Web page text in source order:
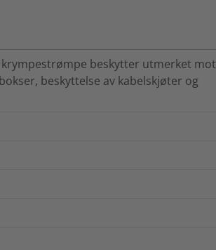
beskytter utmerket mot
beskyttelse av kabelskjøter og